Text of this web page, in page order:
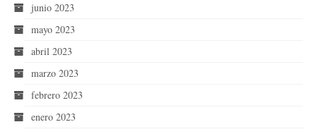
junio 2023
mayo 2023
abril 2023
marzo 2023
febrero 2023
enero 2023